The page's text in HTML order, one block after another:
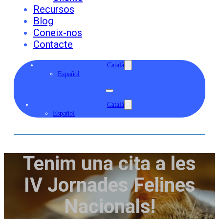
Recursos
Blog
Coneix-nos
Contacte
Català
Español
Català
Español
Tenim una cita a les
IV Jornades Felines
Nacionals!